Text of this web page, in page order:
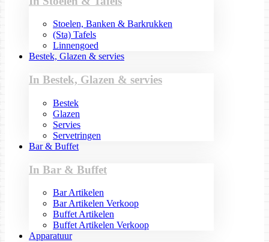
Stoelen, Banken & Barkrukken
(Sta) Tafels
Linnengoed
Bestek, Glazen & servies
In Bestek, Glazen & servies
Bestek
Glazen
Servies
Servetringen
Bar & Buffet
In Bar & Buffet
Bar Artikelen
Bar Artikelen Verkoop
Buffet Artikelen
Buffet Artikelen Verkoop
Apparatuur